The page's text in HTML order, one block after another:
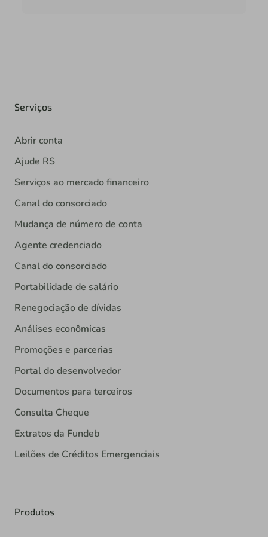
Serviços
Abrir conta
Ajude RS
Serviços ao mercado financeiro
Canal do consorciado
Mudança de número de conta
Agente credenciado
Canal do consorciado
Portabilidade de salário
Renegociação de dívidas
Análises econômicas
Promoções e parcerias
Portal do desenvolvedor
Documentos para terceiros
Consulta Cheque
Extratos da Fundeb
Leilões de Créditos Emergenciais
Produtos